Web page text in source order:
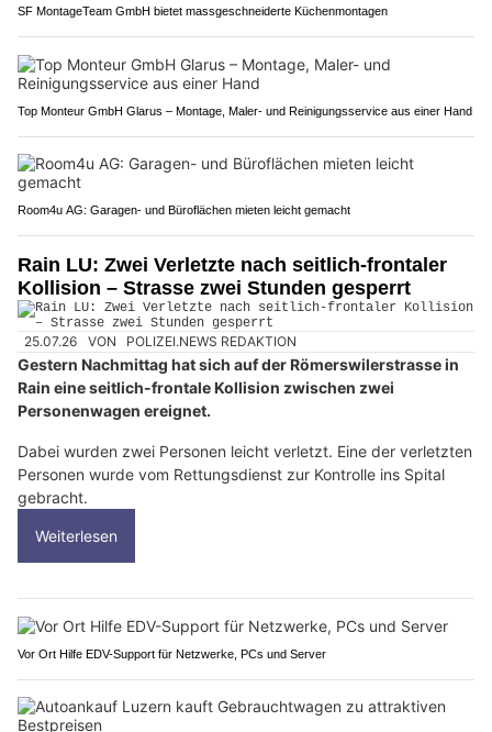
SF MontageTeam GmbH bietet massgeschneiderte Küchenmontagen
Top Monteur GmbH Glarus – Montage, Maler- und Reinigungsservice aus einer Hand
Room4u AG: Garagen- und Büroflächen mieten leicht gemacht
Rain LU: Zwei Verletzte nach seitlich-frontaler
Kollision – Strasse zwei Stunden gesperrt
25.07.26 VON POLIZEI.NEWS REDAKTION
Gestern Nachmittag hat sich auf der Römerswilerstrasse in
Rain eine seitlich-frontale Kollision zwischen zwei
Personenwagen ereignet.
Dabei wurden zwei Personen leicht verletzt. Eine der verletzten
Personen wurde vom Rettungsdienst zur Kontrolle ins Spital
gebracht.
Weiterlesen
Vor Ort Hilfe EDV-Support für Netzwerke, PCs und Server